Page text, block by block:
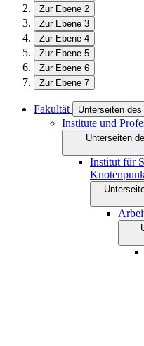
Zur Ebene 2
Zur Ebene 3
Zur Ebene 4
Zur Ebene 5
Zur Ebene 6
Zur Ebene 7
Fakultät Unterseiten
Institute und
Unterseiten
Institut für